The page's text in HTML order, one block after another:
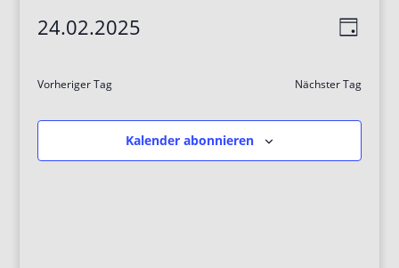
2025 Tag
24.02.2025
Vorheriger Tag Nächster Tag
Kalender abonnieren